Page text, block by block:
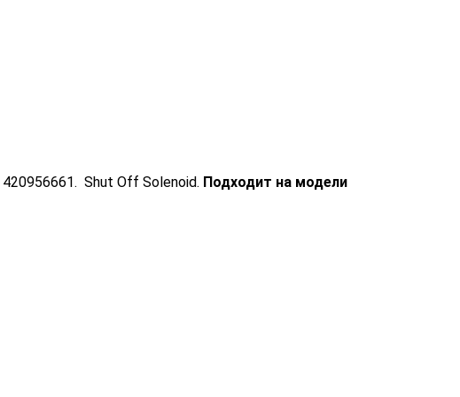
420956661. Shut Off Solenoid. Подходит на модели